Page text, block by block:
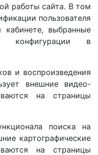
работы сайта. В том
пользователя
выбранные
конфигурации в
и воспроизведения
внешние видео-
на страницы
поиска на
картографические
на страницы